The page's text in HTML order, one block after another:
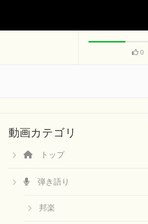
0
動画カテゴリ
トップ
弾き語り
邦楽